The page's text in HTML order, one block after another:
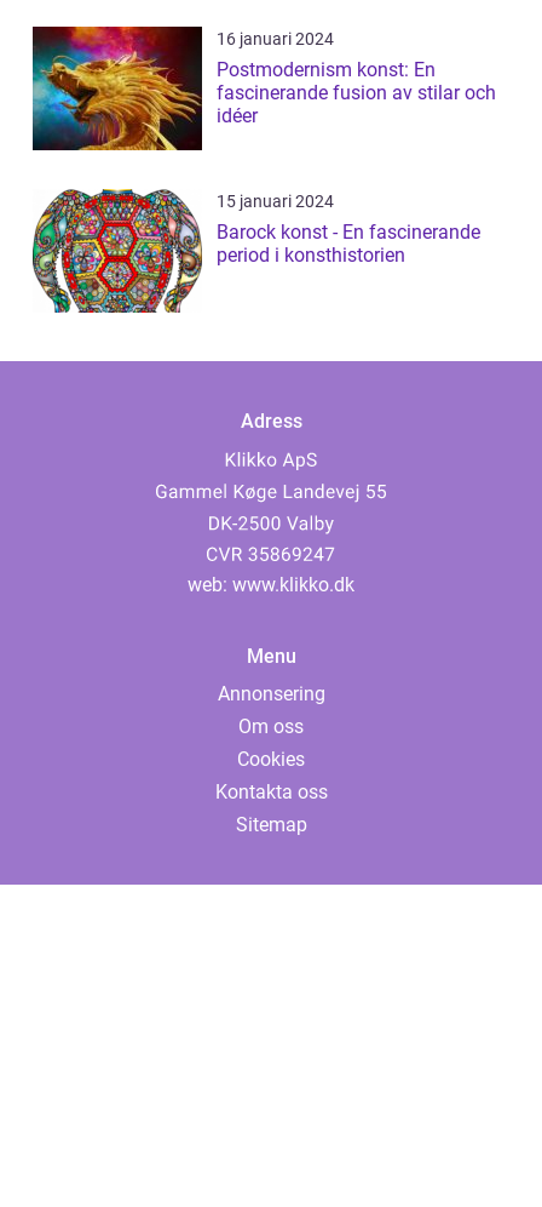
16 januari 2024
Postmodernism konst: En
fascinerande fusion av stilar och
idéer
15 januari 2024
Barock konst - En fascinerande
period i konsthistorien
Adress
web: www.klikko.dk
Menu
Annonsering
Om oss
Cookies
Kontakta oss
Sitemap